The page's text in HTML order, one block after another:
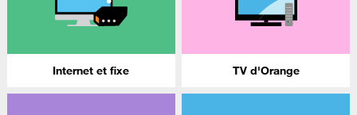
Internet et fixe TV d'Orange